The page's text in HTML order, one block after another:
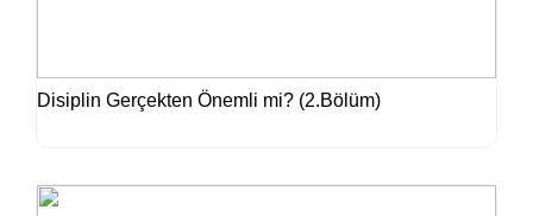
Disiplin Gerçekten Önemli mi? (2.Bölüm)